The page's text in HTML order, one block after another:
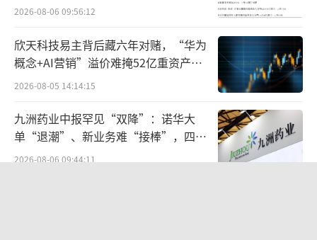
可以说，目前的医药市场上，药品合理范
围内的“价差”是正常的。但部分市场主体一
味把价格从“低”往“高”调，显然是违背医
保局政策初衷的。
有业内人士向健识局分析，多终端价格统
一是医保改革近年重点工作，这次发函延续的
是此前“四同药品”的治理，降费是最终目
2026-08-06 09:56:12
欣天科技易主背后藏六年对赌，“华为
概念+AI营销”溢价难掩52亿重资产考
验
2026-08-05 14:14:15
九洲药业中报罕见“双降”：诺华大
单“退潮”、新业务难“接棒”，四大
难关待闯
2026-08-06 09:44:11